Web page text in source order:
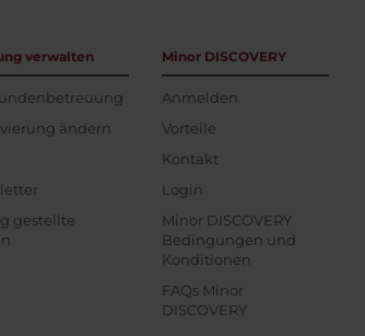
verwalten
ändern
gestellte
Minor DISCOVERY
Anmelden
Vorteile
Kontakt
Login
Minor DISCOVERY
Bedingungen und
Konditionen
FAQs Minor
DISCOVERY